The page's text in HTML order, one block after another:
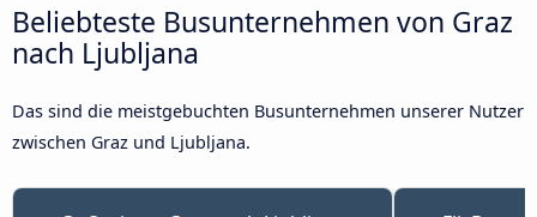
Beliebteste Busunternehmen von Graz
nach Ljubljana
Das sind die meistgebuchten Busunternehmen unserer Nutzer
zwischen Graz und Ljubljana.